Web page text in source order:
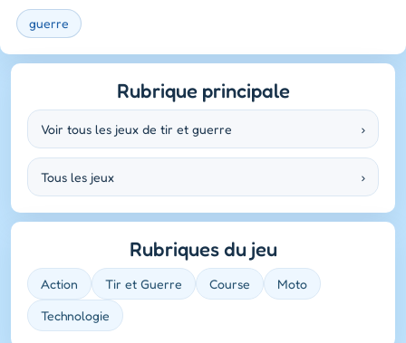
guerre
Rubrique principale
Voir tous les jeux de tir et guerre ›
Tous les jeux ›
Rubriques du jeu
Action Tir et Guerre Course Moto
Technologie